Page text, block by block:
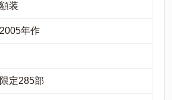
額装
2005年作
限定285部